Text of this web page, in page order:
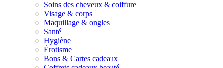
Soins des cheveux & coiffure
Visage & corps
Maquillage & ongles
Santé
Hygiène
Érotisme
Bons & Cartes cadeaux